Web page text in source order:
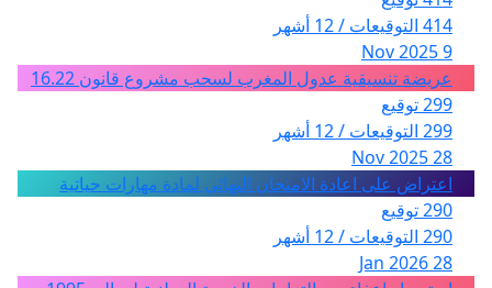
414 التوقيعات / 12 أشهر
9 Nov 2025
عريضة تنسيقية عدول المغرب لسحب مشروع قانون 16.22
299 توقيع
299 التوقيعات / 12 أشهر
28 Nov 2025
اعتراض على اعادة الامتحان النهائي لمادة مهارات حياتية
290 توقيع
290 التوقيعات / 12 أشهر
28 Jan 2026